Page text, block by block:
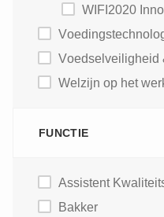
WIFI2020
Welzijn op het
FUNCTIE
Assistent
Bakker